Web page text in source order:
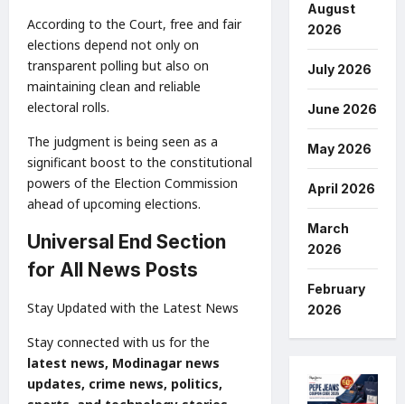
According to the Court, free and fair
elections depend not only on
transparent polling but also on
maintaining clean and reliable
electoral rolls.
The judgment is being seen as a
significant boost to the constitutional
powers of the Election Commission
ahead of upcoming elections.
Universal End Section
for All News Posts
Stay Updated with the Latest News
Stay connected with us for the
latest news, Modinagar news
updates, crime news, politics,
August
2026
July 2026
June 2026
May 2026
April 2026
March
2026
February
2026